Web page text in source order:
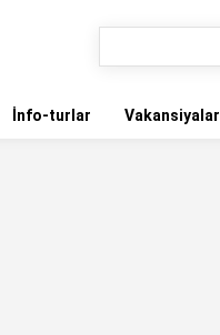
İnfo-turlar Vakansiyalar